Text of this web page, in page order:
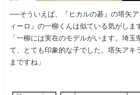
──そういえば、『ヒカルの碁』の塔矢
ィーロ』の一柳くんは似ている気がしま
「一柳には実在のモデルがいます。埼
て、とても印象的な子でした。塔矢アキ
まですね」